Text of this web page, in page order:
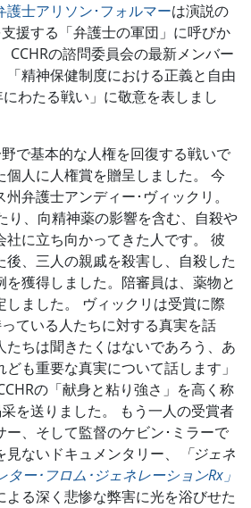
護士アリソン･フォルマーは演説の
援する「弁護士の軍団」に呼びか
CCHRの諮問委員会の最新メンバー
「精神保健制度における正義と自由
わたる戦い」に敬意を表しまし
で基本的な人権を回復する戦いで
個人に人権賞を贈呈しました。 今
弁護士アンディー･ヴィックリ。
り、向精神薬の影響を含む、自殺や
社に立ち向かってきた人です。 彼
後、三人の親戚を殺害し、自殺した
を獲得しました。陪審員は、薬物と
しました。 ヴィックリは受賞に際
ている人たちに対する真実を話
たちは聞きたくはないであろう、あ
も重要な真実について話します」
の「献身と粘り強さ」を高く称
を送りました。 もう一人の受賞者
ー、そして監督のケビン･ミラーで
ないドキュメンタリー、
「ジェネ
ター･フロム･ジェネレーションRx」
よる深く悲惨な弊害に光を浴びせた